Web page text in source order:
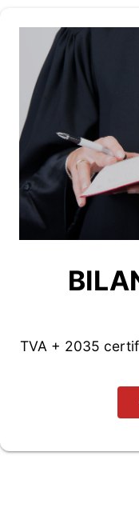
TVA + 2035